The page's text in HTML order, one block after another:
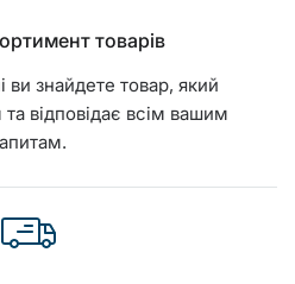
товарів
знайдете товар, який
відповідає всім вашим